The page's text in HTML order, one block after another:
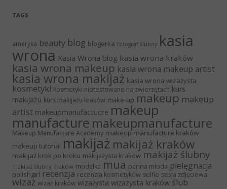
TAGS
ameryka beauty blog blogerka fotograf ślubny kasia
wrona Kasia Wrona blog kasia wrona kraków
kasia wrona makeup kasia wrona makeup artist
kasia wrona makijaż kasia wrona wizażysta
kosmetyki kosmetyki nietestowane na zwierzętach kurs
makijażu kurs makijażu kraków make-up makeup makeup
artist makeupmanufactucre makeup
manufacture makeupmanufacture
Makeup Manufacture Academy makeup manufacture kraków
makeup tutorial makijaż makijaż kraków
makijaż krok po kroku makijażysta kraków makijaż ślubny
makijaż ślubny kraków modelka mua panna młoda pielęgnacja
polishgirl recenzja recenzja kosmetyków selfie sesja zdjęciowa
wizaż wizaż kraków wizażysta wizażysta kraków ślub